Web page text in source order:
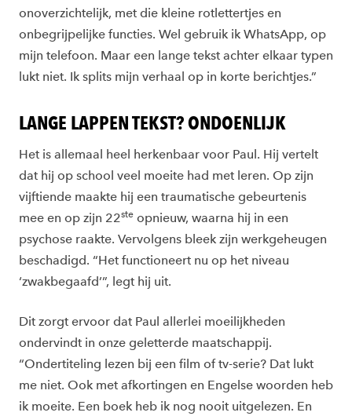
onoverzichtelijk, met die kleine rotlettertjes en
onbegrijpelijke functies. Wel gebruik ik WhatsApp, op
mijn telefoon. Maar een lange tekst achter elkaar typen
lukt niet. Ik splits mijn verhaal op in korte berichtjes.”
LANGE LAPPEN TEKST? ONDOENLIJK
Het is allemaal heel herkenbaar voor Paul. Hij vertelt
dat hij op school veel moeite had met leren. Op zijn
vijftiende maakte hij een traumatische gebeurtenis
mee en op zijn 22ste opnieuw, waarna hij in een
psychose raakte. Vervolgens bleek zijn werkgeheugen
beschadigd. “Het functioneert nu op het niveau
‘zwakbegaafd’”, legt hij uit.
Dit zorgt ervoor dat Paul allerlei moeilijkheden
ondervindt in onze geletterde maatschappij.
“Ondertiteling lezen bij een film of tv-serie? Dat lukt
me niet. Ook met afkortingen en Engelse woorden heb
ik moeite. Een boek heb ik nog nooit uitgelezen. En